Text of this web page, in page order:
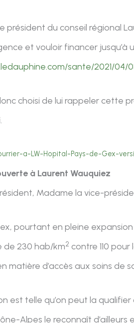
le président du conseil régional
et vouloir financer
sante/2021/
choisi de lui rappeler cette
a-LW-Hopital-Pays-de-Gex-
à Laurent Wauquiez
Madame la vice-
pourtant en pleine
de 230 hab/km2 contre 110
matière d’accès aux soins de
est telle qu’on peut la qualifier
Alpes le reconnaît d’ailleurs